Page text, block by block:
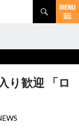
り歓迎 「ロ